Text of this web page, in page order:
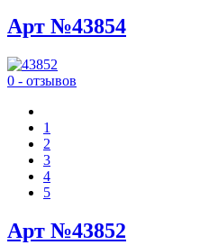
Арт №43854
0 - отзывов
1
2
3
4
5
Арт №43852